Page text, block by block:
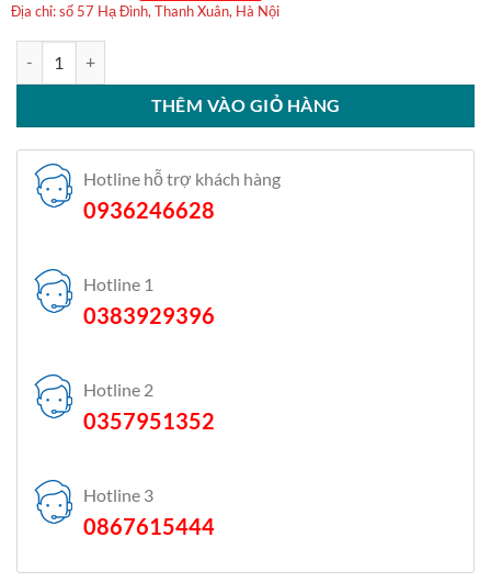
Địa chỉ: số 57 Hạ Đình, Thanh Xuân, Hà Nội
THÊM VÀO GIỎ HÀNG
Hotline hỗ trợ khách hàng
0936246628
Hotline 1
0383929396
Hotline 2
0357951352
Hotline 3
0867615444